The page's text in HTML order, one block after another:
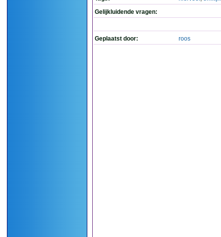
Gelijkluidende vragen:
Geplaatst door: roos